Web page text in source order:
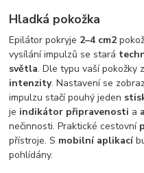
Hladká pokožka
Epilátor pokryje 2–4 cm2
vysílání impulzů se stará
světla. Dle typu vaší pokožky
intenzity. Nastavení se
impulzu stačí pouhý jeden
je indikátor připravenosti a
nečinnosti. Praktické cestovní
přístroje. S mobilní aplikací
pohlídány.